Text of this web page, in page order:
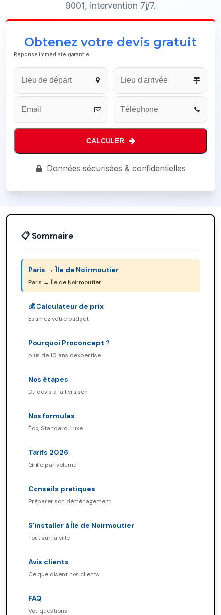
9001, intervention 7j/7.
Obtenez votre devis gratuit
Réponse immédiate garantie
CALCULER
Données sécurisées & confidentielles
📋 Sommaire
Paris → Île de Noirmoutier
Paris → Île de Noirmoutier
💰 Calculateur de prix
Estimez votre budget
Pourquoi Proconcept ?
plus de 10 ans d'expertise
Nos étapes
Du devis à la livraison
Nos formules
Éco, Standard, Luxe
Tarifs 2026
Grille par volume
Conseils pratiques
Préparer son déménagement
S'installer à Île de Noirmoutier
Tout sur la ville
Avis clients
Ce que disent nos clients
FAQ
Vos questions